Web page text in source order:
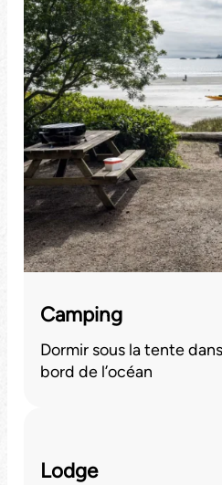
Camping
Dormir sous la tente
bord de l’océan
Lodge